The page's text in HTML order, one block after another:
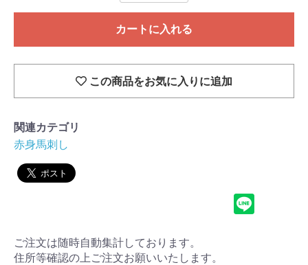
カートに入れる
この商品をお気に入りに追加
関連カテゴリ
赤身馬刺し
ご注文は随時自動集計しております。
住所等確認の上ご注文お願いいたします。